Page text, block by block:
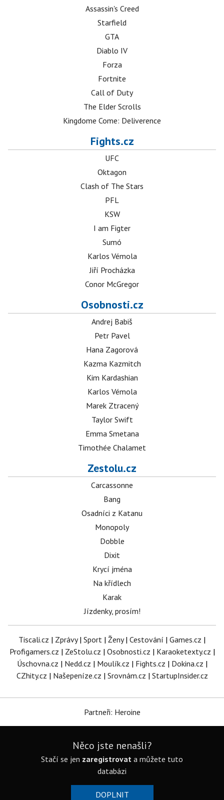
Assassin's Creed
Starfield
GTA
Diablo IV
Forza
Fortnite
Call of Duty
The Elder Scrolls
Kingdome Come: Deliverence
Fights.cz
UFC
Oktagon
Clash of The Stars
PFL
KSW
I am Figter
Sumó
Karlos Vémola
Jiří Procházka
Conor McGregor
Osobnosti.cz
Andrej Babiš
Petr Pavel
Hana Zagorová
Kazma Kazmitch
Kim Kardashian
Karlos Vémola
Marek Ztracený
Taylor Swift
Emma Smetana
Timothée Chalamet
Zestolu.cz
Carcassonne
Bang
Osadníci z Katanu
Monopoly
Dobble
Dixit
Krycí jména
Na křídlech
Karak
Jízdenky, prosím!
Tiscali.cz | Zprávy| Sport | Ženy| Cestování | Games.cz |
Profigamers.cz | ZeStolu.cz | Osobnosti.cz | Karaoketexty.cz |
Úschovna.cz | Nedd.cz | Moulík.cz | Fights.cz | Dokina.cz |
CZhity.cz | Našepeníze.cz | Srovnám.cz | StartupInsider.cz
Partneři: Heroine
Něco jste nenašli?
Stačí se jen zaregistrovat a můžete tuto
databázi
DOPLNIT